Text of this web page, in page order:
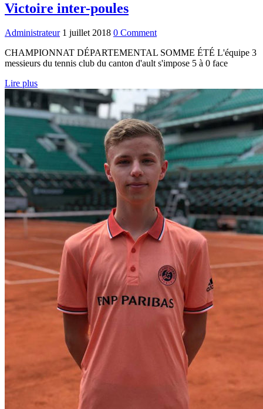
Victoire inter-poules
Administrateur 1 juillet 2018 0 Comment
CHAMPIONNAT DÉPARTEMENTAL SOMME ÉTÉ L'équipe 3
messieurs du tennis club du canton d'ault s'impose 5 à 0 face
Lire plus